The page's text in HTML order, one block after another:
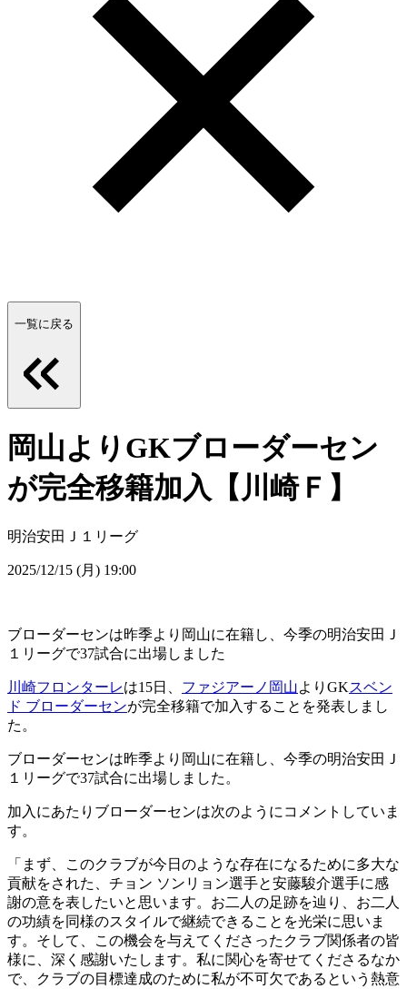
一覧に戻る
岡山よりGKブローダーセン
が完全移籍加入【川崎Ｆ】
明治安田Ｊ１リーグ
2025/12/15 (月) 19:00
ブローダーセンは昨季より岡山に在籍し、今季の明治安田Ｊ
１リーグで37試合に出場しました
川崎フロンターレは15日、 ファジアーノ岡山よりGKスベン
ド ブローダーセンが完全移籍で加入することを発表しまし
た。
ブローダーセンは昨季より岡山に在籍し、今季の明治安田Ｊ
１リーグで37試合に出場しました。
加入にあたりブローダーセンは次のようにコメントしていま
す。
「まず、このクラブが今日のような存在になるために多大な
貢献をされた、チョン ソンリョン選手と安藤駿介選手に感
謝の意を表したいと思います。お二人の足跡を辿り、お二人
の功績を同様のスタイルで継続できることを光栄に思いま
す。そして、この機会を与えてくださったクラブ関係者の皆
様に、深く感謝いたします。私に関心を寄せてくださるなか
で、クラブの目標達成のために私が不可欠であるという熱意